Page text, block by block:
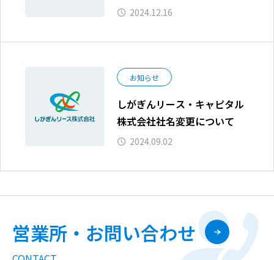
2024.12.16
お知らせ
しがぎんリース・キャピタル
株式会社社名変更について
2024.09.02
営業所・お問い合わせ